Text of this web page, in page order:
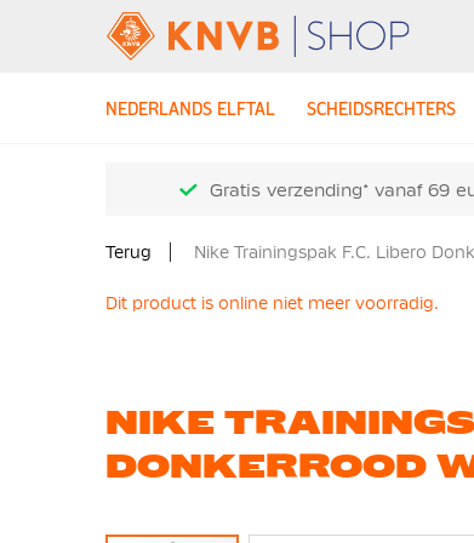
NEDERLANDS ELFTAL SCHEIDSRECHTERS
Gratis verzending* vanaf 69
Terug Nike Trainingspak F.C. Libero
Dit product is online niet meer voorradig.
NIKE
DONKERROOD